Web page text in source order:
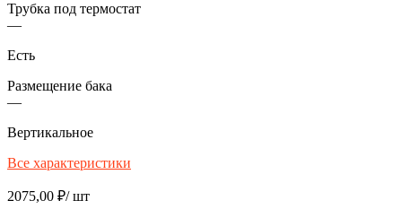
Трубка под термостат
—
Есть
Размещение бака
—
Вертикальное
Все характеристики
2075,00 ₽/ шт